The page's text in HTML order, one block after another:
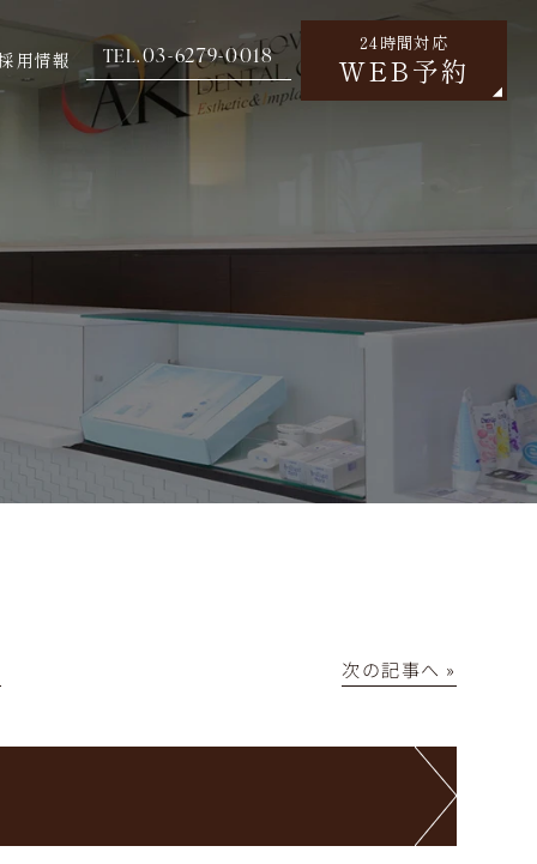
TEL.03-6279-0018 24時間対応
WEB予約
用情報
次の記事へ »